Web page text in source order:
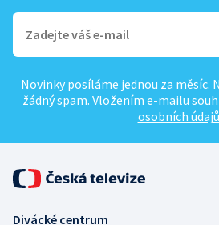
Novinky posíláme jednou za měsíc.
žádný spam. Vložením e-mailu
osobních údajů